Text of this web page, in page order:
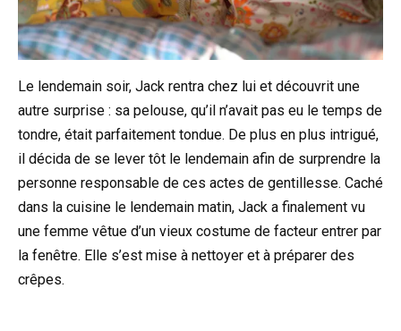
Le lendemain soir, Jack rentra chez lui et découvrit une
autre surprise : sa pelouse, qu’il n’avait pas eu le temps de
tondre, était parfaitement tondue. De plus en plus intrigué,
il décida de se lever tôt le lendemain afin de surprendre la
personne responsable de ces actes de gentillesse. Caché
dans la cuisine le lendemain matin, Jack a finalement vu
une femme vêtue d’un vieux costume de facteur entrer par
la fenêtre. Elle s’est mise à nettoyer et à préparer des
crêpes.